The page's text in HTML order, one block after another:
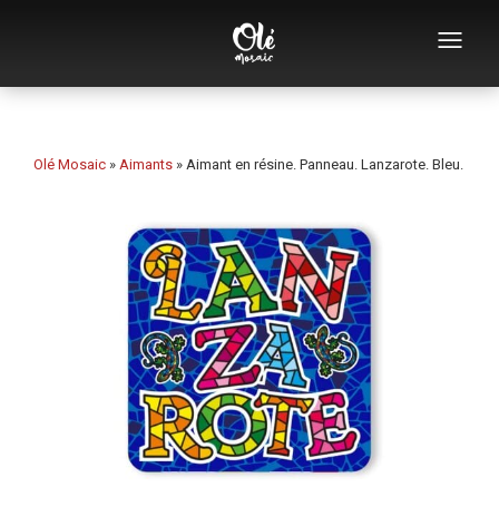
Qui sommes-nous
Ouvre-bouteilles
Tasses
Bols
Olé Mosaic » Aimants » Aimant en résine. Panneau. Lanzarote. Bleu.